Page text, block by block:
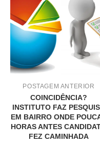
POSTAGEM ANTERIOR
COINCIDÊNCIA?
INSTITUTO FAZ
EM BAIRRO ONDE
HORAS ANTES
FEZ CAMINHADA